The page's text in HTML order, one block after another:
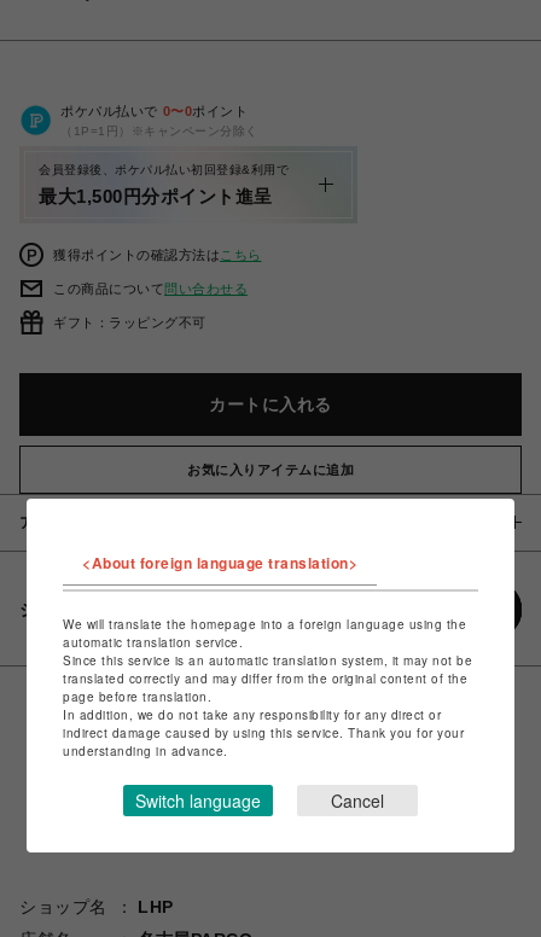
ポケパル払いで 0〜0ポイント
（1P=1円）※キャンペーン分除く
会員登録後、ポケパル払い初回登録&利用で
最大1,500円分ポイント進呈
獲得ポイントの確認方法は こちら
この商品について問い合わせる
ギフト：ラッピング不可
カートに入れる
お気に入りアイテムに追加
アイテム説明 / 素材
シェアする
ショップ名
LHP
<About foreign language translation>
We will translate the homepage into a foreign language using the
automatic translation service.
Since this service is an automatic translation system, it may not be
translated correctly and may differ from the original content of the
page before translation.
In addition, we do not take any responsibility for any direct or
indirect damage caused by using this service. Thank you for your
understanding in advance.
Switch language Cancel